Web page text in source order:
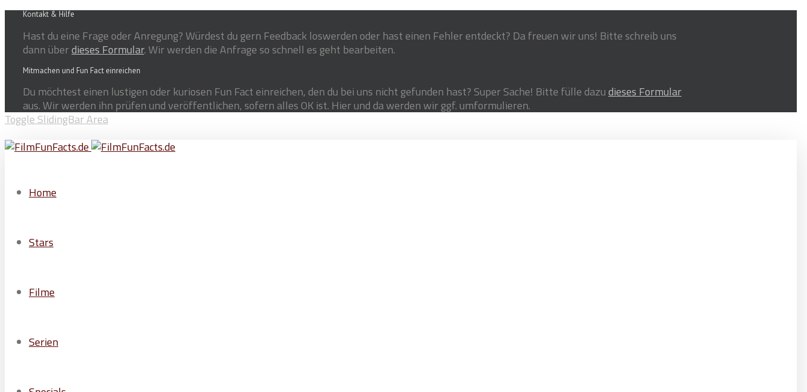
Kontakt & Hilfe
Hast du eine Frage oder Anregung? Würdest du gern Feedback loswerden oder hast einen Fehler entdeckt? Da freuen wir uns! Bitte schreib uns
dann überdieses Formular. Wir werden die Anfrage so schnell es geht bearbeiten.
Mitmachen und Fun Fact einreichen
Du möchtest einen lustigen oder kuriosen Fun Fact einreichen, den du bei uns nicht gefunden hast? Super Sache! Bitte fülle dazudieses Formular
aus. Wir werden ihn prüfen und veröffentlichen, sofern alles OK ist. Hier und da werden wir ggf. umformulieren.
Toggle SlidingBar Area
Home
Stars
Filme
Serien